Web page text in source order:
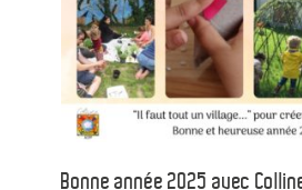
Bonne année 2025 avec